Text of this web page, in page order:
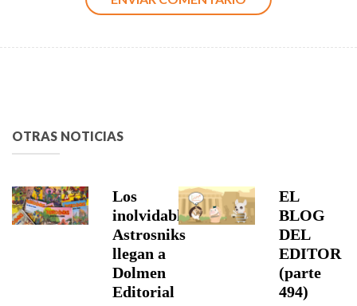
OTRAS NOTICIAS
Los
inolvidables
Astrosniks
llegan a
Dolmen
Editorial
EL
BLOG
DEL
EDITOR
(parte
494)